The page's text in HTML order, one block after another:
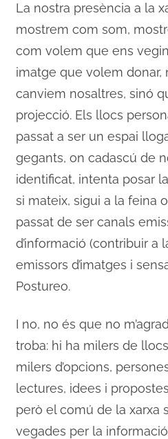
La nostra presència a la
mostrem com som,
com volem que ens
imatge que volem donar,
canviem nosaltres, sinó
projecció. Els llocs
passat a ser un espai
gegants, on cadascú de
identificat, intenta posar
si mateix, sigui a la feina
passat de ser canals
d’informació (contribuir a
emissors d’imatges i
Postureo.
I no, no és que no
troba: hi ha milers de
milers d’opcions,
lectures, idees i
però el comú de la xarxa
vegades per la